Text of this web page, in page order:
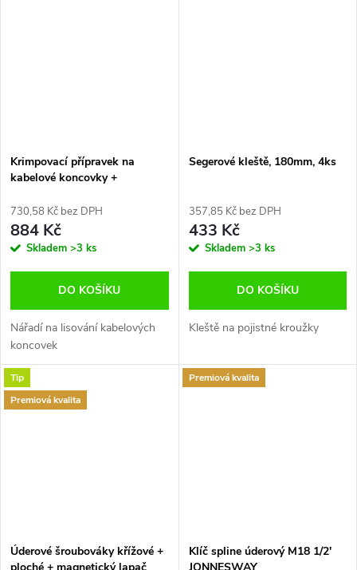
Krimpovací přípravek na
kabelové koncovky +
730,58 Kč bez DPH
884 Kč
Skladem >3 ks
DO KOŠÍKU
Nářadí na lisování kabelových
koncovek
Segerové kleště, 180mm, 4ks
357,85 Kč bez DPH
433 Kč
Skladem >3 ks
DO KOŠÍKU
Kleště na pojistné kroužky
Tip
Premiová kvalita
Úderové šroubováky křížové +
ploché + magnetický lapač
Premiová kvalita
Klíč spline úderový M18 1/2'
JONNESWAY